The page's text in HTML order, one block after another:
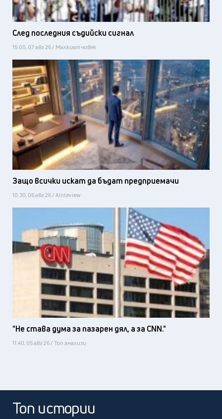
След последния съдийски сигнал
15:00, 07 авг 26 / Малкият човек
Защо всички искат да бъдат предприемачи
10:30, 06 авг 26 / AInteview
"Не става дума за пазарен дял, а за CNN."
11:40, 05 авг 26 / Топ анализи
Топ истории